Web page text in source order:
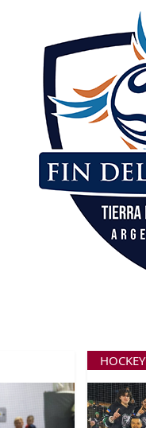
HOCKEY